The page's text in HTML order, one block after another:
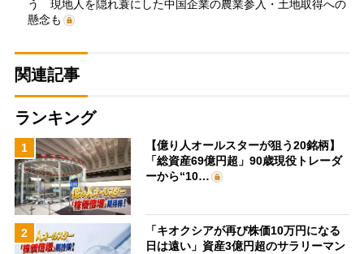
う 現地人を隠れ蓑にした中国企業の農業参入・土地取得への
懸念も
関連記事
ランキング
1
【億り人オールスターが狙う20銘柄】
「総資産69億円超」90歳現役トレーダ
ーから“10…
2
「キオクシアが再び株価10万円になる
日は遠い」資産3億円超のサラリーマン